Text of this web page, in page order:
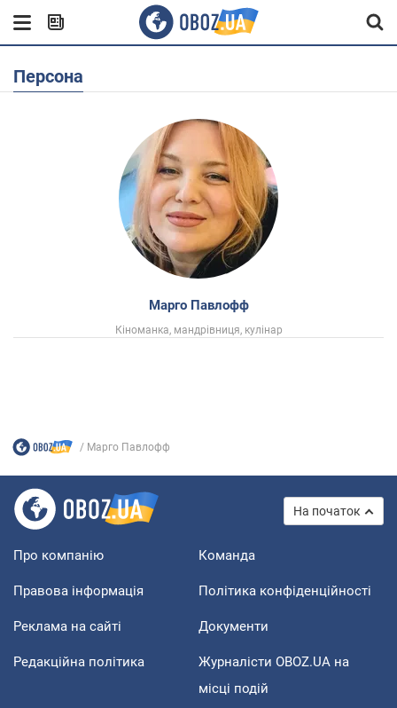
Персона
Марго Павлофф
Кіноманка, мандрівниця, кулінар
Марго Павлофф
На початок
Про компанію Команда
Правова інформація Політика конфіденційності
Реклама на сайті Документи
Редакційна політика
Журналісти OBOZ.UA на
місці подій